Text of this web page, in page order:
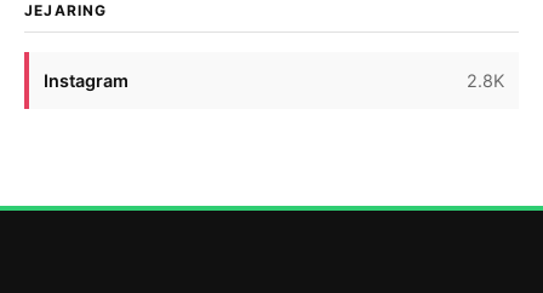
JEJARING
Instagram 2.8K